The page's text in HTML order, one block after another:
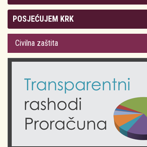
Kolegij gradonačelnika
Gradsko vijeće
Odluke Grada Krka (Službene novine PGŽ)
Obrazovanje
POSJEĆUJEM KRK
Plan Grada Krka
Krk 360° VR panorama
Krk uživo
Fotogalerije
Kalendar događanja
Civilna zaštita